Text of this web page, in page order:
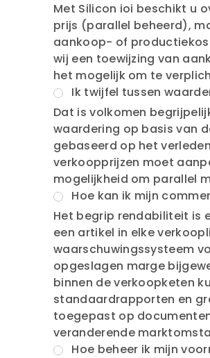
Met Silicon ioi beschikt u
prijs (parallel beheerd),
aankoop- of
wij een toewijzing van
het mogelijk om te
Ik twijfel tussen
Dat is volkomen
waardering op basis van
gebaseerd op het
verkoopprijzen moet
mogelijkheid om parallel
Hoe kan ik mijn
Het begrip rendabiliteit is
een artikel in elke
waarschuwingssysteem
opgeslagen marge
binnen de verkoopketen
standaardrapporten en
toegepast op
veranderende
Hoe beheer ik mijn